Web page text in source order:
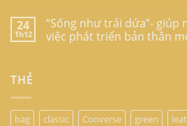
24
Th12
“Sống như trái dứa”-
việc phát triển bản thân
THẺ
bag classic Converse green